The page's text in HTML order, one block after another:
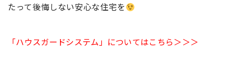
たって後悔しない安心な住宅を
「ハウスガードシステム」についてはこちら＞＞＞